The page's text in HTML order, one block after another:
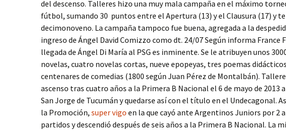
del descenso. Talleres hizo una muy mala campaña en el máximo
fútbol, sumando 30 puntos entre el Apertura (13) y el Clausura (17) y
decimonoveno. La campaña tampoco fue buena, agregada a la
ingreso de Ángel David Comizzo como dt. 24/07 Según informa France
llegada de Ángel Di María al PSG es inminente. Se le atribuyen unos
novelas, cuatro novelas cortas, nueve epopeyas, tres poemas
centenares de comedias (1800 según Juan Pérez de Montalbán).
ascenso tras cuatro años a la Primera B Nacional el 6 de mayo de 2013
San Jorge de Tucumán y quedarse así con el título en el Undecagonal.
la Promoción, super vigo en la que cayó ante Argentinos Juniors por 2
partidos y descendió después de seis años a la Primera B Nacional. La